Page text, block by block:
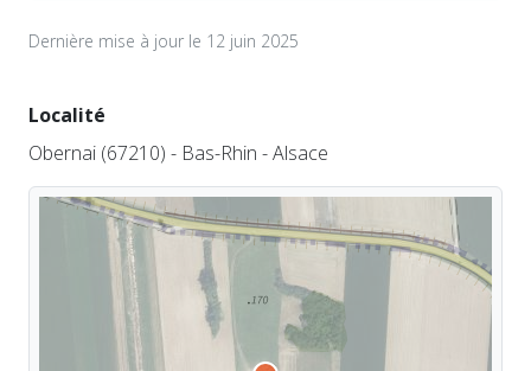
Dernière mise à jour le 12 juin 2025
Localité
Obernai (67210) - Bas-Rhin - Alsace